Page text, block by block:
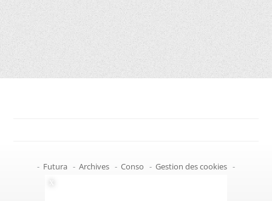
- Futura - Archives - Conso - Gestion des cookies -